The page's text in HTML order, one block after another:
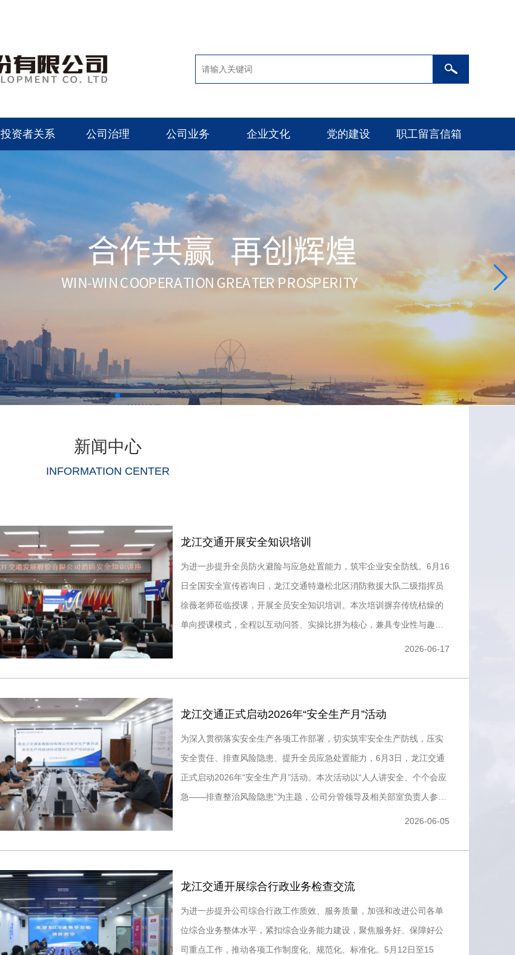
投资者关系 公司治理 公司业务 企业文化 党的建设 职工留言信箱
新闻中心
INFORMATION CENTER
龙江交通开展安全知识培训
为进一步提升全员防火避险与应急处置能力，筑牢企业安全防线。6月16
日全国安全宣传咨询日，龙江交通特邀松北区消防救援大队二级指挥员
徐薇老师莅临授课，开展全员安全知识培训。本次培训摒弃传统枯燥的
单向授课模式，全程以互动问答、实操比拼为核心，兼具专业性与趣味
2026-06-17
龙江交通正式启动2026年“安全生产月”活动
为深入贯彻落实安全生产各项工作部署，切实筑牢安全生产防线，压实
安全责任、排查风险隐患、提升全员应急处置能力，6月3日，龙江交通
正式启动2026年“安全生产月”活动。本次活动以“人人讲安全、个个会应
急——排查整治风险隐患”为主题，公司分管领导及相关部室负责人参加
2026-06-05
龙江交通开展综合行政业务检查交流
为进一步提升公司综合行政工作质效、服务质量，加强和改进公司各单
位综合业务整体水平，紧扣综合业务能力建设，聚焦服务好、保障好公
司重点工作，推动各项工作制度化、规范化、标准化。5月12日至15